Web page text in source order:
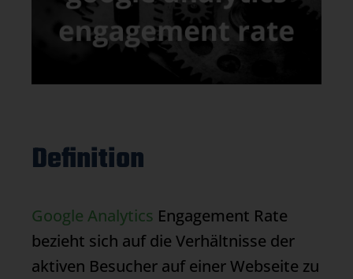
Definition
Google Analytics Engagement Rate
bezieht sich auf die Verhältnisse der
aktiven Besucher auf einer Webseite zu